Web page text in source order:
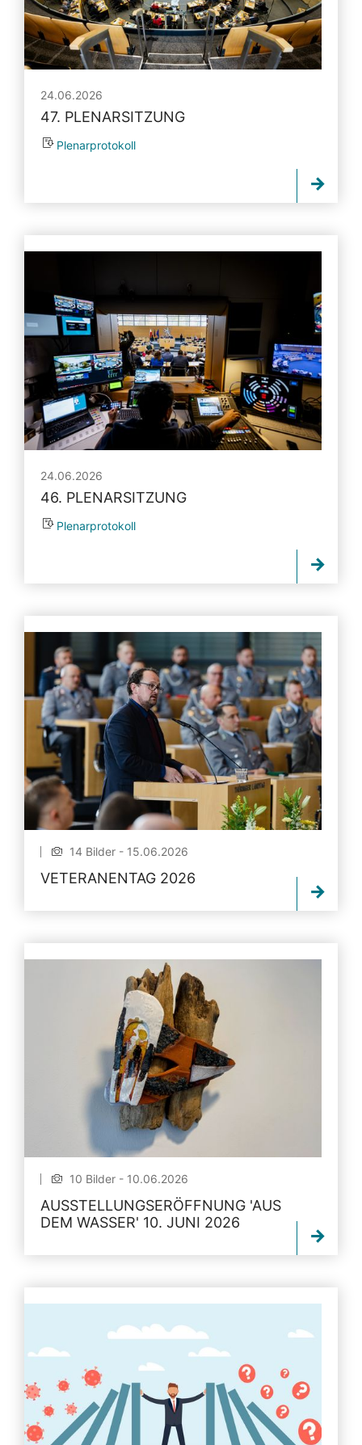
24.06.2026
47. PLENARSITZUNG
Plenarprotokoll
24.06.2026
46. PLENARSITZUNG
Plenarprotokoll
14 Bilder - 15.06.2026
VETERANENTAG 2026
10 Bilder - 10.06.2026
AUSSTELLUNGSERÖFFNUNG 'AUS
DEM WASSER' 10. JUNI 2026